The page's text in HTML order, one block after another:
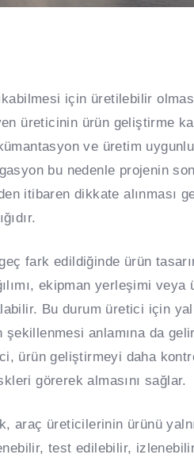
için üretilebilir
üreticinin ürün geliştirme
ve üretim
bu nedenle projenin
itibaren dikkate alınması
fark edildiğinde ürün
ekipman yerleşimi
Bu durum üretici için
anlamına da
ürün geliştirmeyi daha
görerek almasını sağlar.
araç üreticilerinin ürünü
test edilebilir,